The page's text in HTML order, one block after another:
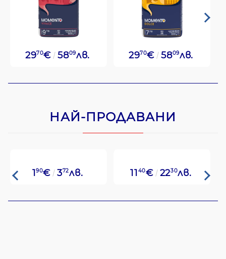
2970€ 5809лв. 2970€ 5809лв.
НАЙ-ПРОДАВАНИ
190€ 372лв. 11 40€ 2230лв.